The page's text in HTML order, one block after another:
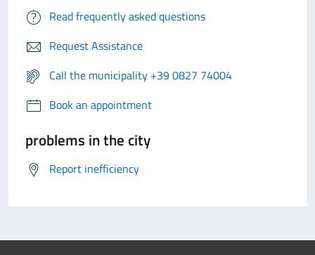
Read frequently asked questions
Request Assistance
Call the municipality +39 0827 74004
Book an appointment
problems in the city
Report inefficiency